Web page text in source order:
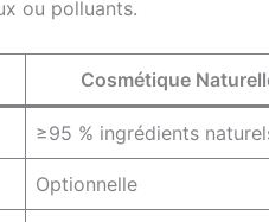
ou polluants.
Cosmétique
≥95 % ingrédients
Optionnelle